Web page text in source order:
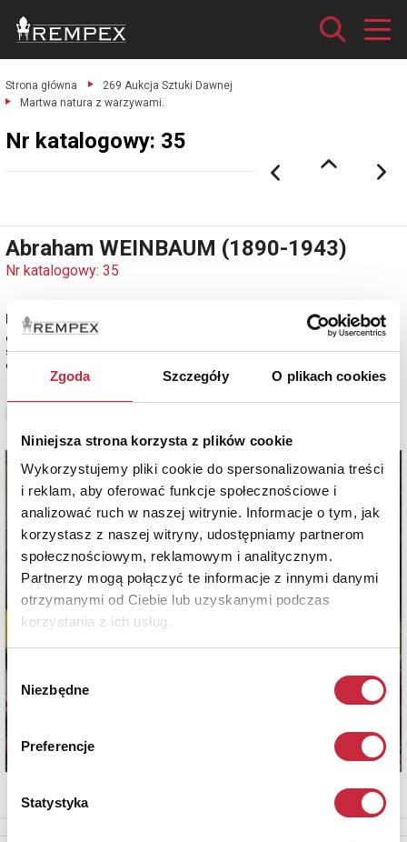
Zgoda Szczegóły O plikach cookies
Niniejsza strona korzysta z plików cookie
Wykorzystujemy pliki cookie do spersonalizowania treści
i reklam, aby oferować funkcje społecznościowe i
analizować ruch w naszej witrynie. Informacje o tym, jak
korzystasz z naszej witryny, udostępniamy partnerom
społecznościowym, reklamowym i analitycznym.
Partnerzy mogą połączyć te informacje z innymi danymi
otrzymanymi od Ciebie lub uzyskanymi podczas
korzystania z ich usług.
Wybór
zgody
Niezbędne
Preferencje
Statystyka
Strona główna
269 Aukcja Sztuki Dawnej
Martwa natura z warzywami.
Nr katalogowy: 35
Abraham WEINBAUM (1890-1943)
Nr katalogowy: 35
Martwa natura z warzywami
olej, płótno; 50,5 x 61 cm;
sygn. p. d.: AWeinbaum.
estymacja: 9 000 - 11 000 zł